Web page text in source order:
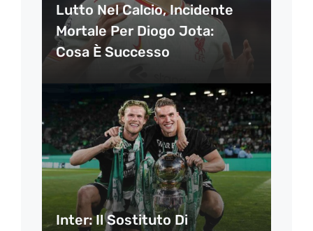
Lutto Nel Calcio, Incidente
Mortale Per Diogo Jota:
Cosa È Successo
Inter: Il Sostituto Di